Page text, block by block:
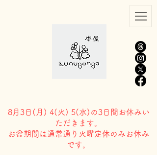
8月3日( 月) 4(火) 5(水)の3日間お休みい
ただきます。
​お盆期間は通常通り火曜定休のみお休み
です。